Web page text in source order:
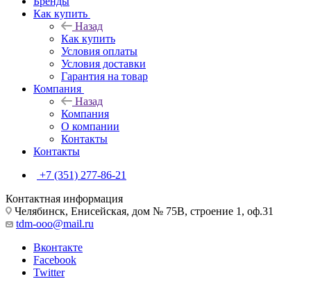
Как купить
Назад
Как купить
Условия оплаты
Условия доставки
Гарантия на товар
Компания
Назад
Компания
О компании
Контакты
Контакты
+7 (351) 277-86-21
Контактная информация
Челябинск, Енисейская, дом № 75В, строение 1, оф.31
tdm-ooo@mail.ru
Вконтакте
Facebook
Twitter